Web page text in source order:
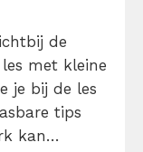
de
met kleine
je bij de les
tips
kan